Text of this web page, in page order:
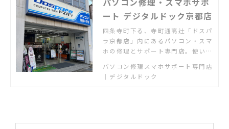
パソコン修理・スマホサポ
ート デジタルドック京都店
四条寺町下る、寺町通高辻「ドスパ
ラ京都店」内にあるパソコン・スマ
ホの修理とサポート専門店。使い方
パソコン修理スマホサポート専門店
｜デジタルドック